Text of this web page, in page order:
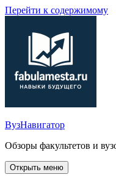
Перейти к содержимому
ВузНавигатор
Обзоры факультетов и
Открыть меню